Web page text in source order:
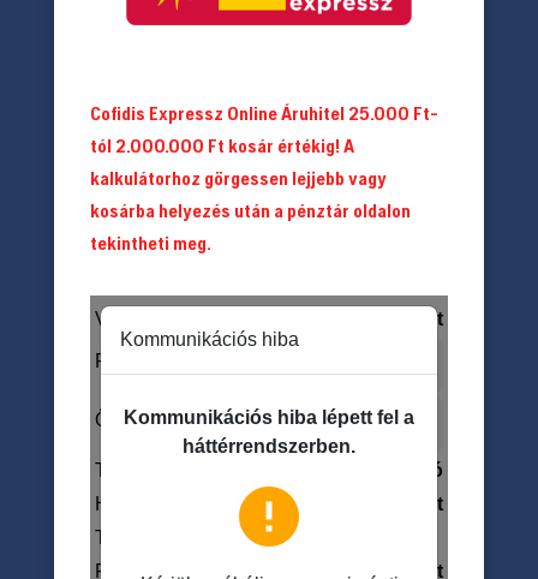
Cofidis Expressz Online Áruhitel 25.000 Ft-
tól 2.000.000 Ft kosár értékig! A
kalkulátorhoz görgessen lejjebb vagy
kosárba helyezés után a pénztár oldalon
tekintheti meg.